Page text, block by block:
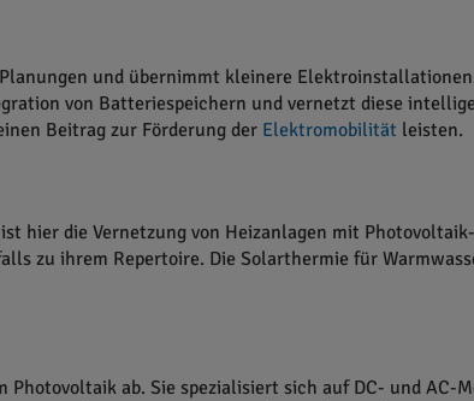
und übernimmt kleinere
von Batteriespeichern und vernetzt diese
Beitrag zur Förderung der Elektromobilität leisten.
hier die Vernetzung von Heizanlagen mit
zu ihrem Repertoire. Die Solarthermie für
ab. Sie spezialisiert sich auf DC- und AC-